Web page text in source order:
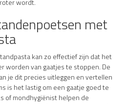
wordt.
met
kan zo effectief zijn dat het
worden van gaatjes te stoppen. De
je dit precies uitleggen en vertellen
is het lastig om een gaatje goed te
of mondhygiënist helpen de